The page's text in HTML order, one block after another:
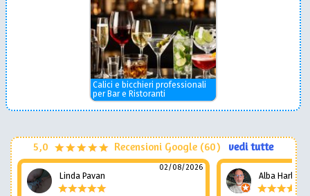
Calici e bicchieri professionali
per Bar e Ristoranti
5,0 Recensioni Google (60) vedi tutte
Linda Pavan
02/08/2026
Alba Harley